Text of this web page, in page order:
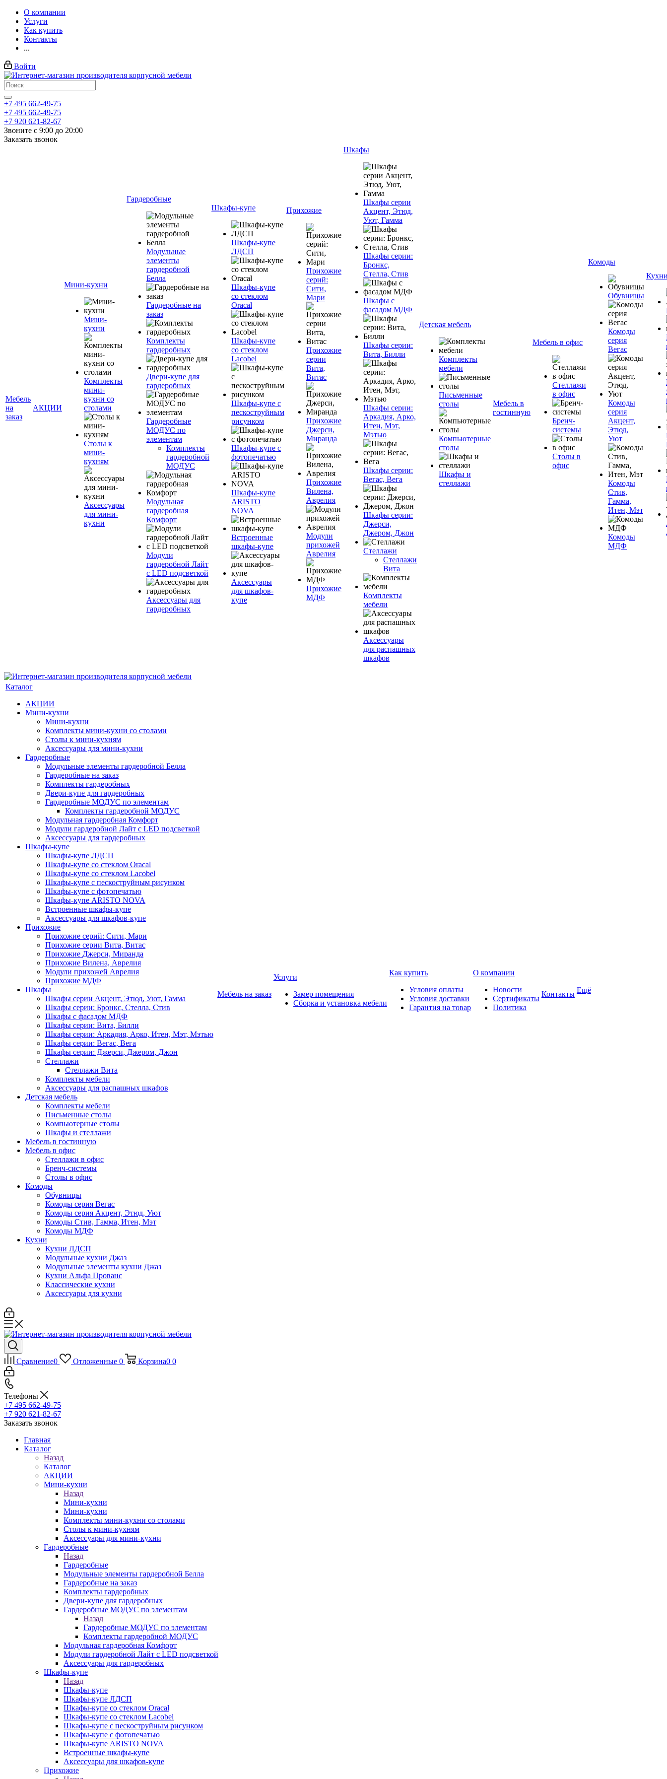
О компании
Услуги
Как купить
Контакты
...
Войти
+7 495 662-49-75
+7 495 662-49-75
+7 920 621-82-67
Звоните с 9:00 до 20:00
Заказать звонок
Мебель
на
заказ
АКЦИИ
Мини-кухни
Мини-
кухни
Комплекты
мини-
кухни со
столами
Столы к
мини-
кухням
Аксессуары
для мини-
кухни
Гардеробные
Модульные
элементы
гардеробной
Белла
Гардеробные на
заказ
Комплекты
гардеробных
Двери-купе для
гардеробных
Гардеробные
МОДУС по
элементам
Комплекты
гардеробной
МОДУС
Модульная
гардеробная
Комфорт
Модули
гардеробной Лайт
с LED подсветкой
Аксессуары для
гардеробных
Шкафы-купе
Шкафы-купе
ЛДСП
Шкафы-купе
со стеклом
Oracal
Шкафы-купе
со стеклом
Lacobel
Шкафы-купе с
пескоструйным
рисунком
Шкафы-купе с
фотопечатью
Шкафы-купе
ARISTO
NOVA
Встроенные
шкафы-купе
Аксессуары
для шкафов-
купе
Прихожие
Прихожие
серий:
Сити,
Мари
Прихожие
серии
Вита,
Витас
Прихожие
Джерси,
Миранда
Прихожие
Вилена,
Аврелия
Модули
прихожей
Аврелия
Прихожие
МДФ
Шкафы
Шкафы серии
Акцент, Этюд,
Уют, Гамма
Шкафы серии:
Бронкс,
Стелла, Стив
Шкафы с
фасадом МДФ
Шкафы серии:
Вита, Билли
Шкафы серии:
Аркадия, Арко,
Итен, Мэт,
Мэтью
Шкафы серии:
Вегас, Вега
Шкафы серии:
Джерси,
Джером, Джон
Стеллажи
Стеллажи
Вита
Комплекты
мебели
Аксессуары
для распашных
шкафов
Детская мебель
Комплекты
мебели
Письменные
столы
Компьютерные
столы
Шкафы и
стеллажи
Мебель в
гостинную
Мебель в офис
Стеллажи
в офис
Бренч-
системы
Столы в
офис
Комоды
Обувницы
Комоды
серия
Вегас
Комоды
серия
Акцент,
Этюд,
Уют
Комоды
Стив,
Гамма,
Итен, Мэт
Комоды
МДФ
Каталог
АКЦИИ
Мини-кухни
Мини-кухни
Комплекты мини-кухни со столами
Столы к мини-кухням
Аксессуары для мини-кухни
Гардеробные
Модульные элементы гардеробной Белла
Гардеробные на заказ
Комплекты гардеробных
Двери-купе для гардеробных
Гардеробные МОДУС по элементам
Комплекты гардеробной МОДУС
Модульная гардеробная Комфорт
Модули гардеробной Лайт с LED подсветкой
Аксессуары для гардеробных
Шкафы-купе
Шкафы-купе ЛДСП
Шкафы-купе со стеклом Oracal
Шкафы-купе со стеклом Lacobel
Шкафы-купе с пескоструйным рисунком
Шкафы-купе с фотопечатью
Шкафы-купе ARISTO NOVA
Встроенные шкафы-купе
Аксессуары для шкафов-купе
Прихожие
Прихожие серий: Сити, Мари
Прихожие серии Вита, Витас
Прихожие Джерси, Миранда
Прихожие Вилена, Аврелия
Модули прихожей Аврелия
Прихожие МДФ
Шкафы
Шкафы серии Акцент, Этюд, Уют, Гамма
Шкафы серии: Бронкс, Стелла, Стив
Шкафы с фасадом МДФ
Шкафы серии: Вита, Билли
Шкафы серии: Аркадия, Арко, Итен, Мэт, Мэтью
Шкафы серии: Вегас, Вега
Шкафы серии: Джерси, Джером, Джон
Стеллажи
Стеллажи Вита
Комплекты мебели
Аксессуары для распашных шкафов
Детская мебель
Комплекты мебели
Письменные столы
Компьютерные столы
Шкафы и стеллажи
Мебель в гостинную
Мебель в офис
Стеллажи в офис
Бренч-системы
Столы в офис
Комоды
Обувницы
Комоды серия Вегас
Комоды серия Акцент, Этюд, Уют
Комоды Стив, Гамма, Итен, Мэт
Комоды МДФ
Кухни
Кухни ЛДСП
Модульные кухни Джаз
Модульные элементы кухни Джаз
Кухни Альфа Прованс
Классические кухни
Аксессуары для кухни
Мебель на заказ
Услуги
Замер помещения
Сборка и установка мебели
Как купить
Условия оплаты
Условия доставки
Гарантия на товар
О компании
Новости
Сертификаты
Политика
Контакты Ещё
Сравнение0 Отложенные 0 Корзина0 0
Телефоны
+7 495 662-49-75
+7 920 621-82-67
Заказать звонок
Главная
Каталог
Назад
Каталог
АКЦИИ
Мини-кухни
Назад
Мини-кухни
Мини-кухни
Комплекты мини-кухни со столами
Столы к мини-кухням
Аксессуары для мини-кухни
Гардеробные
Назад
Гардеробные
Модульные элементы гардеробной Белла
Гардеробные на заказ
Комплекты гардеробных
Двери-купе для гардеробных
Гардеробные МОДУС по элементам
Назад
Гардеробные МОДУС по элементам
Комплекты гардеробной МОДУС
Модульная гардеробная Комфорт
Модули гардеробной Лайт с LED подсветкой
Аксессуары для гардеробных
Шкафы-купе
Назад
Шкафы-купе
Шкафы-купе ЛДСП
Шкафы-купе со стеклом Oracal
Шкафы-купе со стеклом Lacobel
Шкафы-купе с пескоструйным рисунком
Шкафы-купе с фотопечатью
Шкафы-купе ARISTO NOVA
Встроенные шкафы-купе
Аксессуары для шкафов-купе
Прихожие